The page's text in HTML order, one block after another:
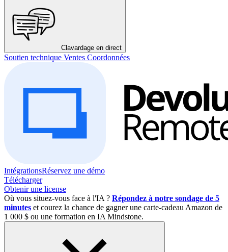
Clavardage en direct
Soutien technique Ventes Coordonnées
IntégrationsRéservez une démo
Télécharger
Obtenir une license
Où vous situez-vous face à l'IA ? Répondez à notre sondage de 5
minutes et courez la chance de gagner une carte-cadeau Amazon de
1 000 $ ou une formation en IA Mindstone.